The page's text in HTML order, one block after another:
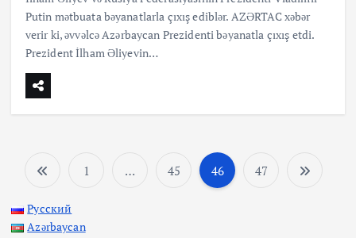
Putin mətbuata bəyanatlarla çıxış ediblər. AZƏRTAC xəbər
verir ki, əvvəlcə Azərbaycan Prezidenti bəyanatla çıxış etdi.
Prezident İlham Əliyevin…
P
1 … 45 46 47
Русский
Azərbaycan